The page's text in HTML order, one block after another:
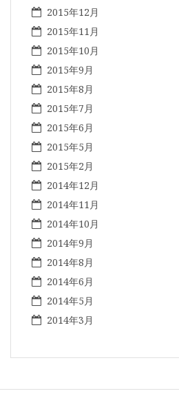
2015年12月
2015年11月
2015年10月
2015年9月
2015年8月
2015年7月
2015年6月
2015年5月
2015年2月
2014年12月
2014年11月
2014年10月
2014年9月
2014年8月
2014年6月
2014年5月
2014年3月